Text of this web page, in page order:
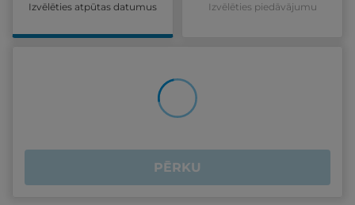
Izvēlēties atpūtas datumus
Izvēlēties piedāvājumu
PĒRKU